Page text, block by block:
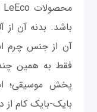
باشد. بدنه آن از
آن از جنس چرم
فقط به همین
بایک-بایک کام